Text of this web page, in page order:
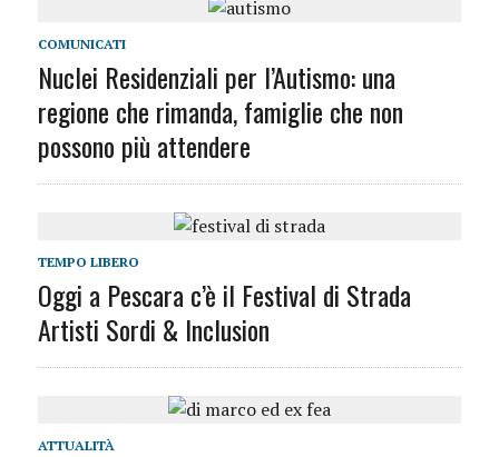
COMUNICATI
Nuclei Residenziali per l’Autismo: una
regione che rimanda, famiglie che non
possono più attendere
TEMPO LIBERO
Oggi a Pescara c’è il Festival di Strada
Artisti Sordi & Inclusion
ATTUALITÀ